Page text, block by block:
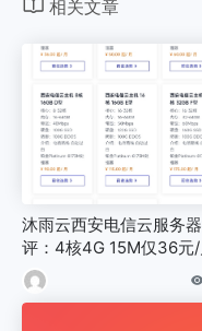
相关文章
沐雨云西安电信云服务
评：4核4G 15M仅36元/
100G防御+自动过白，优
MYY2026